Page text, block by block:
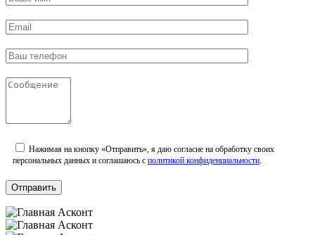
Нажимая на кнопку «Отправить», я даю согласие на обработку своих
персональных данных и соглашаюсь с политикой конфиденциальности.